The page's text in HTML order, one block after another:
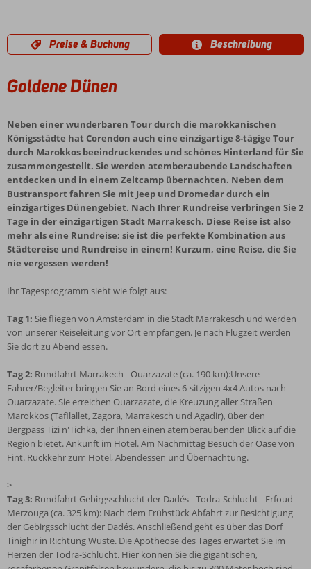
Preise & Buchung Beschreibung
Goldene Dünen
Neben einer wunderbaren Tour durch die marokkanischen
Königsstädte hat Corendon auch eine einzigartige 8-tägige Tour
durch Marokkos beeindruckendes und schönes Hinterland für Sie
zusammengestellt. Sie werden atemberaubende Landschaften
entdecken und in einem Zeltcamp übernachten. Neben dem
Bustransport fahren Sie mit Jeep und Dromedar durch ein
einzigartiges Dünengebiet. Nach Ihrer Rundreise verbringen Sie 2
Tage in der einzigartigen Stadt Marrakesch. Diese Reise ist also
mehr als eine Rundreise; sie ist die perfekte Kombination aus
Städtereise und Rundreise in einem! Kurzum, eine Reise, die Sie
nie vergessen werden!
Ihr Tagesprogramm sieht wie folgt aus:
Tag 1: Sie fliegen von Amsterdam in die Stadt Marrakesch und werden
von unserer Reiseleitung vor Ort empfangen. Je nach Flugzeit werden
Sie dort zu Abend essen.
Tag 2: Rundfahrt Marrakech - Ouarzazate (ca. 190 km):Unsere
Fahrer/Begleiter bringen Sie an Bord eines 6-sitzigen 4x4 Autos nach
Ouarzazate. Sie erreichen Ouarzazate, die Kreuzung aller Straßen
Marokkos (Tafilallet, Zagora, Marrakesch und Agadir), über den
Bergpass Tizi n'Tichka, der Ihnen einen atemberaubenden Blick auf die
Region bietet. Ankunft im Hotel. Am Nachmittag Besuch der Oase von
Fint. Rückkehr zum Hotel, Abendessen und Übernachtung.
>
Tag 3: Rundfahrt Gebirgsschlucht der Dadés - Todra-Schlucht - Erfoud -
Merzouga (ca. 325 km): Nach dem Frühstück Abfahrt zur Besichtigung
der Gebirgsschlucht der Dadés. Anschließend geht es über das Dorf
Tinighir in Richtung Wüste. Die Apotheose des Tages erwartet Sie im
Herzen der Todra-Schlucht. Hier können Sie die gigantischen,